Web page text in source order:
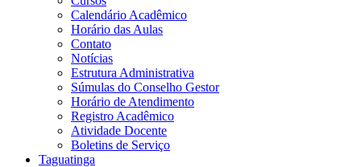
Calendário Acadêmico
Horário das Aulas
Contato
Notícias
Estrutura Administrativa
Súmulas do Conselho Gestor
Horário de Atendimento
Registro Acadêmico
Atividade Docente
Boletins de Serviço
Taguatinga